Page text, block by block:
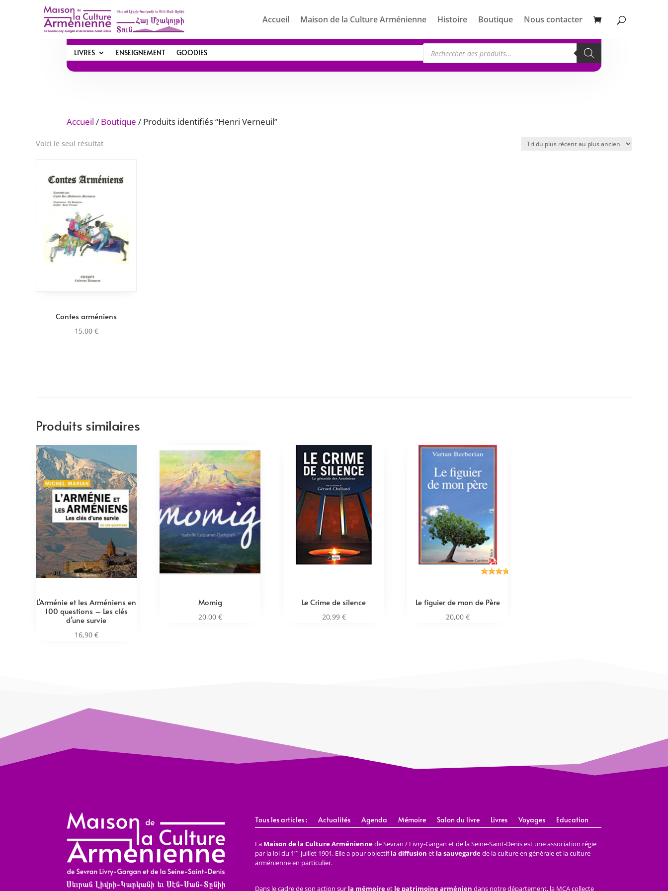
Accueil Maison de la Culture Arménienne Histoire Boutique Nous contacter
LIVRES ENSEIGNEMENT GOODIES Recherche
de
produits
Accueil / Boutique / Produits identifiés “Henri Verneuil”
Voici le seul résultat
Contes arméniens
15,00 €
Produits similaires
L’Arménie et les Arméniens en
100 questions – Les clés
d’une survie
16,90 €
Momig
20,00 €
Le Crime de silence
20,99 €
Le figuier de mon de Père
20,00 €
Tous les articles : Actualités Agenda Mémoire Salon du livre Livres Voyages Education
La Maison de la Culture Arméniennede Sevran / Livry-Gargan et de la Seine-Saint-Denis est une association régie
par la loi du 1erjuillet 1901. Elle a pour objectifla diffusion et la sauvegardede la culture en générale et la culture
arménienne en particulier.
Dans le cadre de son action sur la mémoireet le patrimoine arménien dans notre département, la MCA collecte